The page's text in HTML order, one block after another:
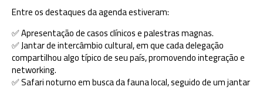
Entre os destaques da agenda estiveram:
✅ Apresentação de casos clínicos e palestras magnas.
✅ Jantar de intercâmbio cultural, em que cada delegação
compartilhou algo típico de seu país, promovendo integração e
networking.
✅ Safari noturno em busca da fauna local, seguido de um jantar